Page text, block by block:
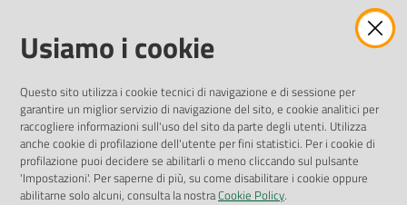
Amministrazione Trasparente
Pubblicità legale
Privacy Policy
Attuazione Misure PNRR
Liste di Attesa
ENTI, IMPRESE E PARTNER
Usiamo i cookie
Questo sito utilizza i cookie tecnici di navigazione e di sessione per
garantire un miglior servizio di navigazione del sito, e cookie analitici per
raccogliere informazioni sull'uso del sito da parte degli utenti. Utilizza
anche cookie di profilazione dell'utente per fini statistici. Per i cookie di
profilazione puoi decidere se abilitarli o meno cliccando sul pulsante
'Impostazioni'. Per saperne di più, su come disabilitare i cookie oppure
abilitarne solo alcuni, consulta la nostraCookie Policy.